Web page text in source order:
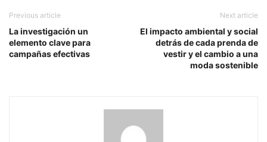
Previous article
La investigación un
elemento clave para
campañas efectivas
Next article
El impacto ambiental y social
detrás de cada prenda de
vestir y el cambio a una
moda sostenible